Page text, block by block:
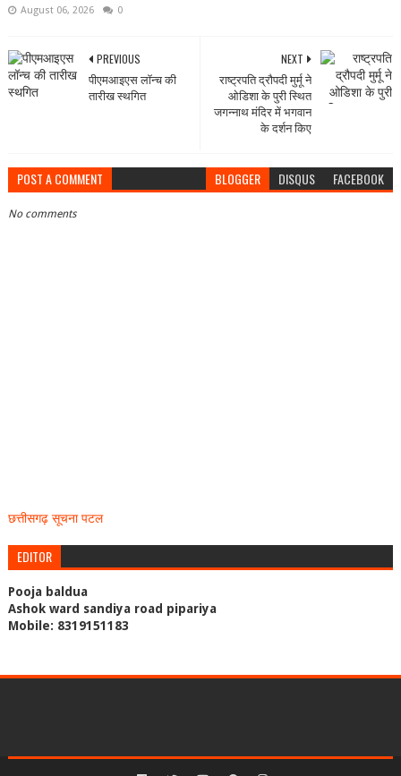
August 06, 2026 0
NEXT
राष्ट्रपति द्रौपदी मुर्मू ने
ओडिशा के पुरी स्थित
जगन्नाथ मंदिर में भगवान
के दर्शन किए
PREVIOUS
पीएमआइएस लॉन्च की
तारीख स्थगित
POST A COMMENT BLOGGER DISQUS FACEBOOK
No comments
छत्तीसगढ़ सूचना पटल
EDITOR
Pooja baldua
Ashok ward sandiya road pipariya
Mobile: 8319151183